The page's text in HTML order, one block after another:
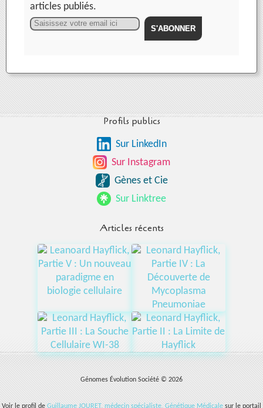
articles publiés.
Email
Profils publics
Sur LinkedIn
Sur Instagram
Gènes et Cie
Sur Linktree
Articles récents
Génomes Évolution Société © 2026
Voir le profil de Guillaume JOURET, médecin spécialiste, Génétique Médicale sur le portail